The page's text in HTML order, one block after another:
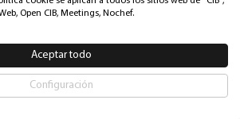
Open CIB, Meetings, Nochef.
Aceptar todo
Configuración